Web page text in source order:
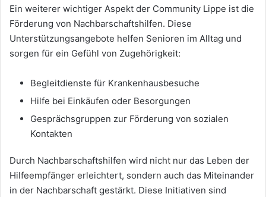
Ein weiterer wichtiger Aspekt der Community Lippe ist die
Förderung von Nachbarschaftshilfen. Diese
Unterstützungsangebote helfen Senioren im Alltag und
sorgen für ein Gefühl von Zugehörigkeit:
Begleitdienste für Krankenhausbesuche
Hilfe bei Einkäufen oder Besorgungen
Gesprächsgruppen zur Förderung von sozialen
Kontakten
Durch Nachbarschaftshilfen wird nicht nur das Leben der
Hilfeempfänger erleichtert, sondern auch das Miteinander
in der Nachbarschaft gestärkt. Diese Initiativen sind